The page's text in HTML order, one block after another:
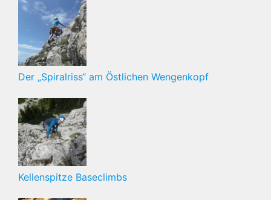
Der „Spiralriss“ am Östlichen Wengenkopf
Kellenspitze Baseclimbs